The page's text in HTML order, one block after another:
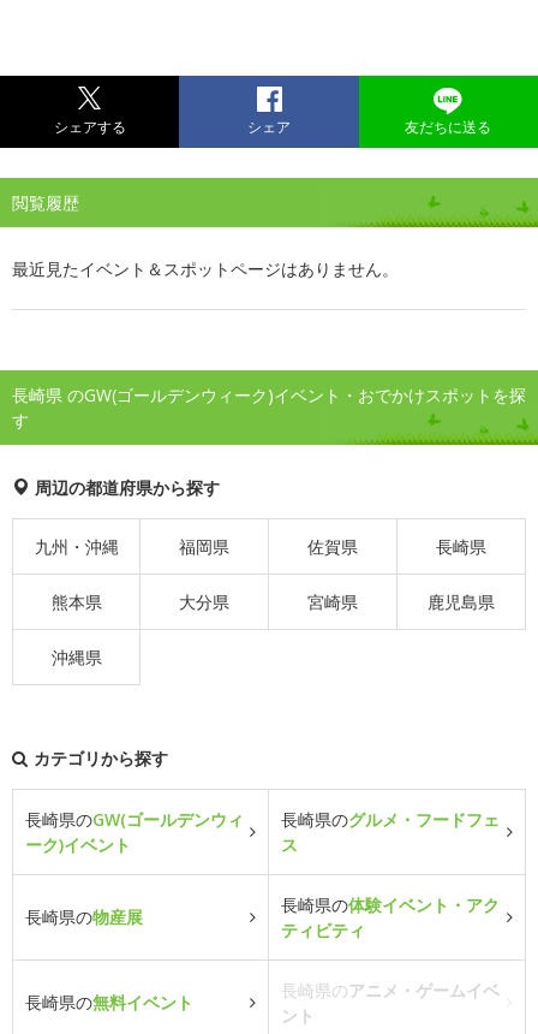
シェアする シェア 友だちに送る
閲覧履歴
最近見たイベント＆スポットページはありません。
長崎県 のGW(ゴールデンウィーク)イベント・おでかけスポットを探
す
周辺の都道府県から探す
九州・沖縄 福岡県 佐賀県 長崎県
熊本県 大分県 宮崎県 鹿児島県
沖縄県
カテゴリから探す
長崎県のGW(ゴールデンウィ
ーク)イベント
長崎県のグルメ・フードフェ
ス
長崎県の物産展
長崎県の体験イベント・アク
ティビティ
長崎県の無料イベント
長崎県のアニメ・ゲームイベ
ント